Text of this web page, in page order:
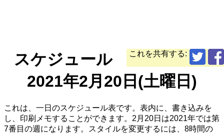
これを共有する:
スケジュール
2021年2月20日(土曜日)
これは、一日のスケジュール表です。表内に、書き込みを
し、印刷メモすることができます。2月20日は2021年では第
7番目の週になります。スタイルを変更するには、8時間の